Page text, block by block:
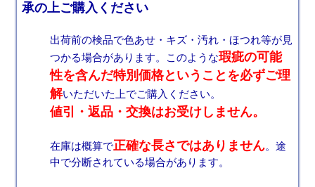
承の上ご購入ください
出荷前の検品で色あせ・キズ・汚れ・ほつれ等が見
つかる場合があります。このような瑕疵の可能
性を含んだ特別価格ということを必ずご理
解いただいた上でご購入ください。
値引・返品・交換はお受けしません。
在庫は概算で正確な長さではありません。途
中で分断されている場合があります。